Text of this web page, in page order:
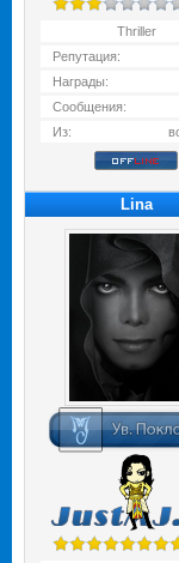
Thriller
Репутация:
Награды:
Сообщения:
Из:
Lina